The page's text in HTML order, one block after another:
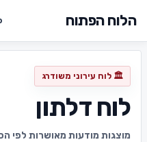
הלוח הפתוח
🏛️ לוח עירוני משודרג
לוח דלתון
מוצגות מודעות מאושרות לפי